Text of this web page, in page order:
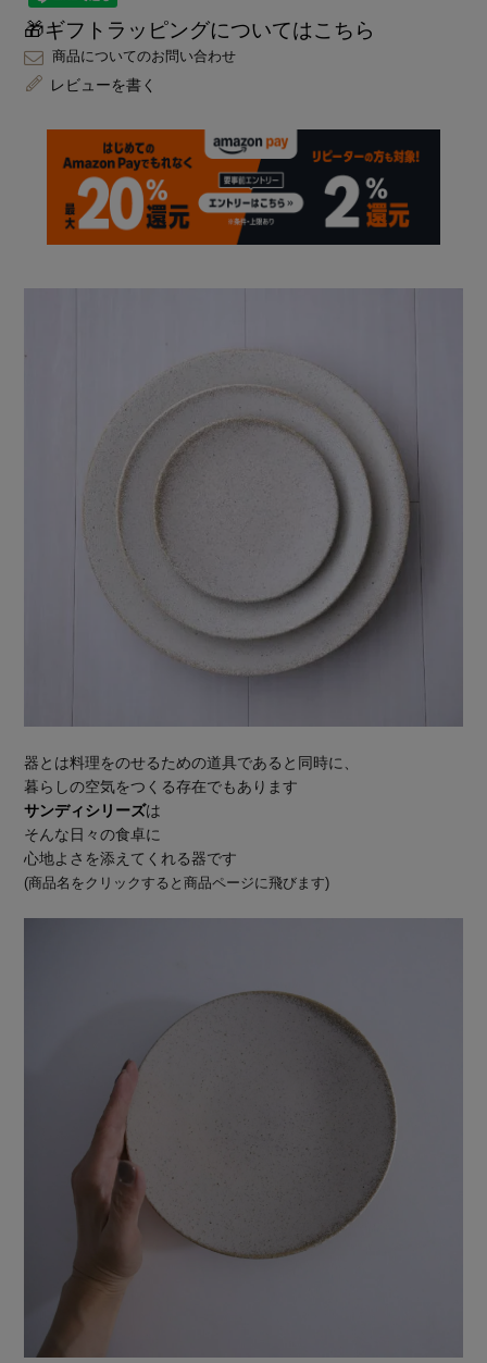
🎁ギフトラッピングについてはこちら
商品についてのお問い合わせ
レビューを書く
器とは料理をのせるための道具であると同時に、
暮らしの空気をつくる存在でもあります
サンディシリーズは
そんな日々の食卓に
心地よさを添えてくれる器です
(商品名をクリックすると商品ページに飛びます)